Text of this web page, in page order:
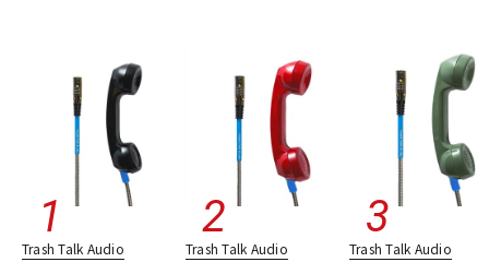
Trash Talk Audio Trash Talk Audio Trash Talk Audio